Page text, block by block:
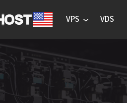
VPS VDS